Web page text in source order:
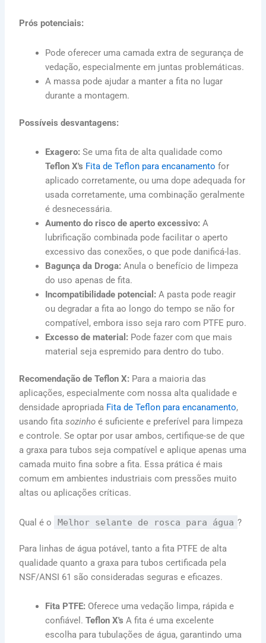
Prós potenciais:
Pode oferecer uma camada extra de segurança de
vedação, especialmente em juntas problemáticas.
A massa pode ajudar a manter a fita no lugar
durante a montagem.
Possíveis desvantagens:
Exagero: Se uma fita de alta qualidade como
Teflon X's Fita de Teflon para encanamento for
aplicado corretamente, ou uma dope adequada for
usada corretamente, uma combinação geralmente
é desnecessária.
Aumento do risco de aperto excessivo: A
lubrificação combinada pode facilitar o aperto
excessivo das conexões, o que pode danificá-las.
Bagunça da Droga: Anula o benefício de limpeza
do uso apenas de fita.
Incompatibilidade potencial: A pasta pode reagir
ou degradar a fita ao longo do tempo se não for
compatível, embora isso seja raro com PTFE puro.
Excesso de material: Pode fazer com que mais
material seja espremido para dentro do tubo.
Recomendação de Teflon X: Para a maioria das
aplicações, especialmente com nossa alta qualidade e
densidade apropriada Fita de Teflon para encanamento,
usando fitasozinho é suficiente e preferível para limpeza
e controle. Se optar por usar ambos, certifique-se de que
a graxa para tubos seja compatível e aplique apenas uma
camada muito fina sobre a fita. Essa prática é mais
comum em ambientes industriais com pressões muito
altas ou aplicações críticas.
Qual é o Melhor selante de rosca para água ?
Para linhas de água potável, tanto a fita PTFE de alta
qualidade quanto a graxa para tubos certificada pela
NSF/ANSI 61 são consideradas seguras e eficazes.
Fita PTFE: Oferece uma vedação limpa, rápida e
confiável.Teflon X's A fita é uma excelente
escolha para tubulações de água, garantindo uma